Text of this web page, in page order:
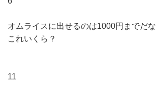
オムライスに出せるのは1000円までだな
これいくら？
11